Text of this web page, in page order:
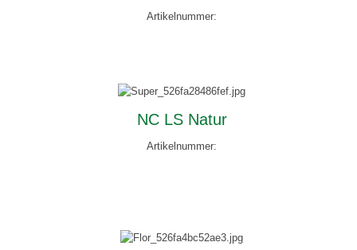
Artikelnummer:
NC LS Natur
Artikelnummer: